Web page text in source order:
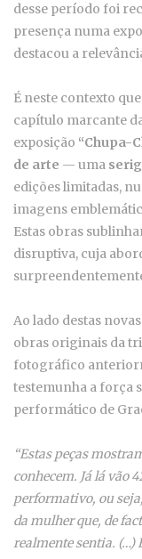
desse período foi
presença numa
destacou a
É neste contexto
capítulo marcante
exposição “Chupa-
de arte — uma
edições limitadas,
imagens
Estas obras
disruptiva, cuja
Ao lado destas
obras originais da
fotográfico
testemunha a força
performático de
“Estas peças
conhecem. Já lá vão
performativo, ou
da mulher que, de
realmente sentia. (…)